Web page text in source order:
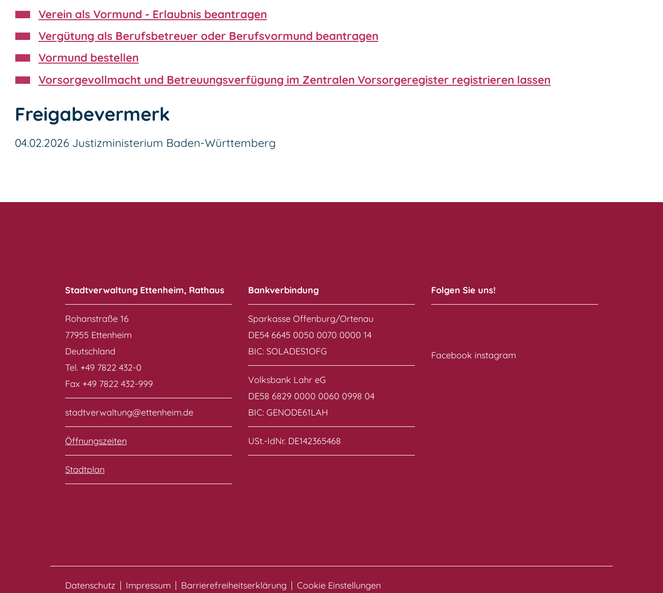
Verein als Vormund - Erlaubnis beantragen
Vergütung als Berufsbetreuer oder Berufsvormund beantragen
Vormund bestellen
Vorsorgevollmacht und Betreuungsverfügung im Zentralen Vorsorgeregister registrieren lassen
Freigabevermerk
04.02.2026 Justizministerium Baden-Württemberg
Stadtverwaltung Ettenheim, Rathaus
Rohanstraße 16
77955 Ettenheim
Deutschland
Tel. +49 7822 432-0
Fax +49 7822 432-999
stadtverwaltung@ettenheim.de
Öffnungszeiten
Stadtplan
Bankverbindung
Sparkasse Offenburg/Ortenau
DE54 6645 0050 0070 0000 14
BIC: SOLADES1OFG
Volksbank Lahr eG
DE58 6829 0000 0060 0998 04
BIC: GENODE61LAH
USt.-IdNr. DE142365468
Folgen Sie uns!
Facebook instagram
Datenschutz Impressum Barrierefreiheitserklärung
Cookie Einstellungen